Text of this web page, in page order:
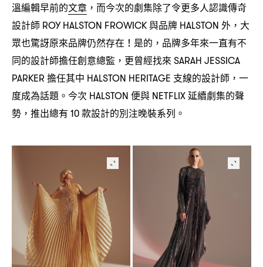
溫編輯早前的文章 ， 而今次的劇集除了令更多人認識傳奇
設計師 ROY HALSTON FROWICK與品牌 HALSTON 外 ， 大
眾也驚訝原來品牌仍然存在 ！ 是的 ， 品牌多年來一直有不
同的設計師擔任創意總監 ， 更曾經找來 SARAH JESSICA
PARKER 擔任其中 HALSTON HERITAGE 支線的設計師 ， 一
度成為話題。今次 HALSTON 便與 NETFLIX延續劇集的聲
勢 ， 推出總有 10款設計的別注晚裝系列。